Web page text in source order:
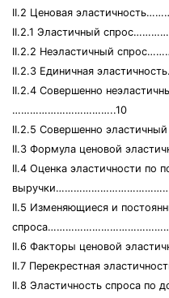
II.2 Ценовая
II.2.1 Эластичный
II.2.2 Неэластичный
II.2.3 Единичная
II.2.4 Совершенно
……………………………..10
II.2.5 Совершенно
II.3 Формула ценовой
II.4 Оценка эластичности по
II.5 Изменяющиеся и
II.6 Факторы ценовой
II.7 Перекрестная
II.8 Эластичность спроса